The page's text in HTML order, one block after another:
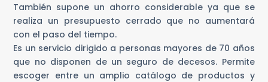
También supone un ahorro considerable ya que se
realiza un presupuesto cerrado que no aumentará
con el paso del tiempo.
Es un servicio dirigido a personas mayores de 70 años
que no disponen de un seguro de decesos. Permite
escoger entre un amplio catálogo de productos y